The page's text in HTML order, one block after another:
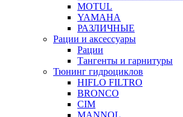
MOTUL
YAMAHA
РАЗЛИЧНЫЕ
Рации и аксессуары
Рации
Тангенты и гарнитуры
Тюнинг гидроциклов
HIFLO FILTRO
BRONCO
CIM
MANNOL